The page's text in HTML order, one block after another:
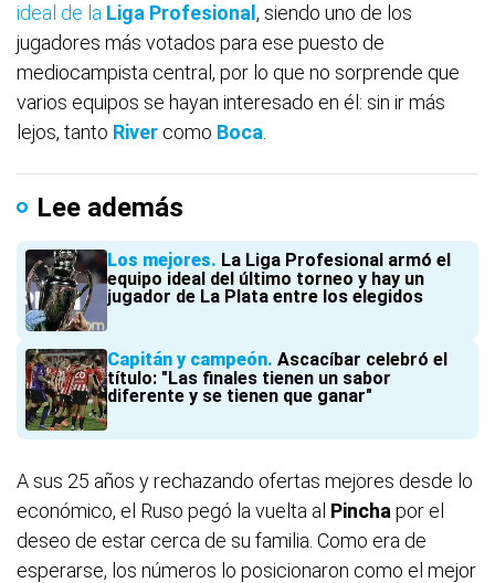
ideal de la Liga Profesional , siendo uno de los
jugadores más votados para ese puesto de
mediocampista central, por lo que no sorprende que
varios equipos se hayan interesado en él: sin ir más
lejos, tanto River como Boca
Lee además
Los mejores La Liga Profesional armó el
equipo ideal del último torneo y hay un
jugador de La Plata entre los elegidos
Capitán y campeón Ascacíbar celebró el
título: "Las finales tienen un sabor
diferente y se tienen que ganar"
A sus 25 años y rechazando ofertas mejores desde lo
económico, el Ruso pegó la vuelta al Pincha por el
deseo de estar cerca de su familia. Como era de
esperarse, los números lo posicionaron como el mejor